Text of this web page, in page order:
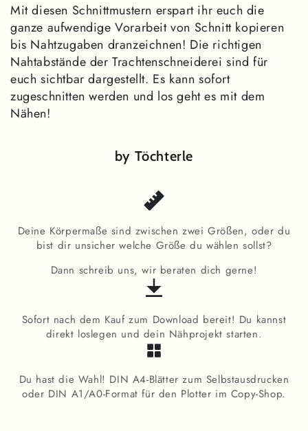
Mit diesen Schnittmustern erspart ihr euch die
ganze aufwendige Vorarbeit von Schnitt kopieren
bis Nahtzugaben dranzeichnen! Die richtigen
Nahtabstände der Trachtenschneiderei sind für
euch sichtbar dargestellt. Es kann sofort
zugeschnitten werden und los geht es mit dem
Nähen!
by Töchterle
Deine Körpermaße sind zwischen zwei Größen, oder du
bist dir unsicher welche Größe du wählen sollst?
Dann schreib uns, wir beraten dich gerne!
Sofort nach dem Kauf zum Download bereit! Du kannst
direkt loslegen und dein Nähprojekt starten.
Du hast die Wahl! DIN A4-Blätter zum Selbstausdrucken
oder DIN A1/A0-Format für den Plotter im Copy-Shop.